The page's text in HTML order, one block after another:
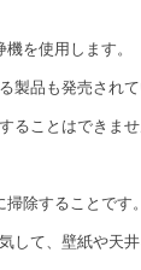
を使用します。
製品も発売されて
ることはできま
除することです。
して、壁紙や天